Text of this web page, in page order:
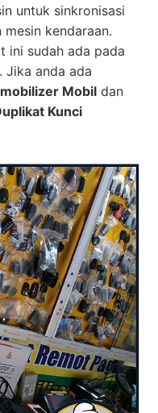
untuk sinkronisasi
kendaraan.
ini sudah ada pada
Jika anda ada
Mobil dan
Kunci